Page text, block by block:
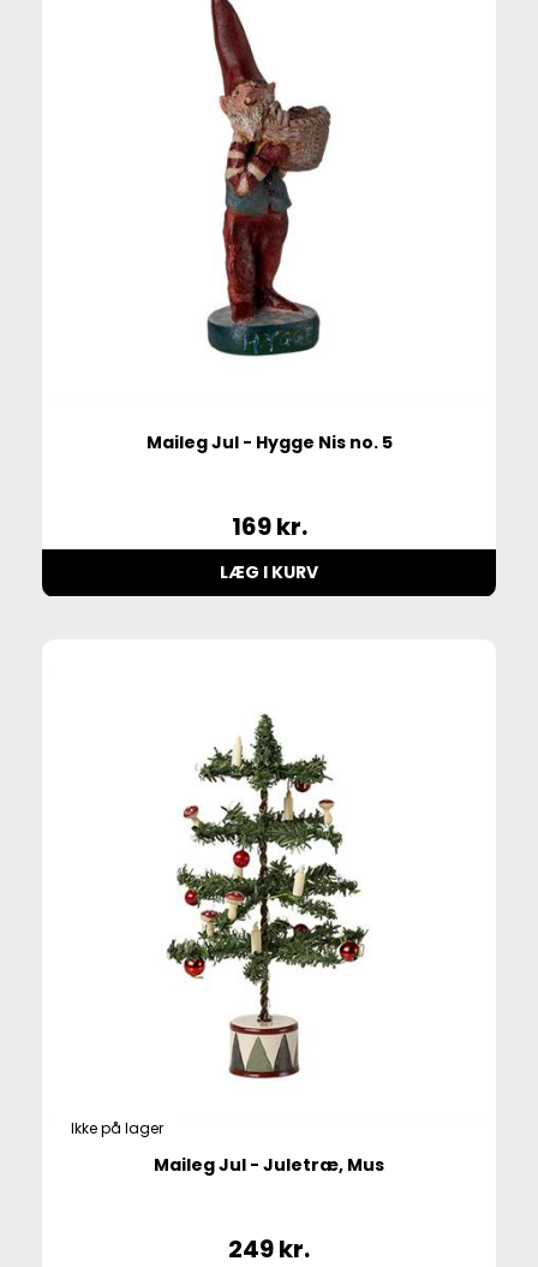
Maileg Jul - Hygge Nis no. 5
169kr.
LÆG I KURV
Ikke på lager
Maileg Jul - Juletræ, Mus
249kr.